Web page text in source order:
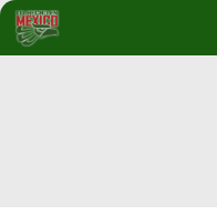
Debajo del contenido